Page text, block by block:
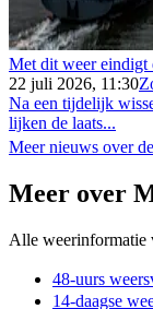
Met dit weer eindigt
22 juli 2026, 11:30
Na een tijdelijk
lijken de laats...
Meer nieuws over
Meer over
Alle weerinformatie
48-uurs
14-daagse